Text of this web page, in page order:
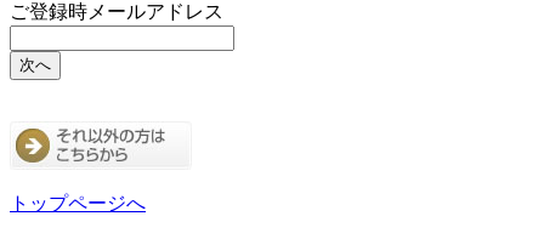
ご登録時メールアドレス
トップページへ